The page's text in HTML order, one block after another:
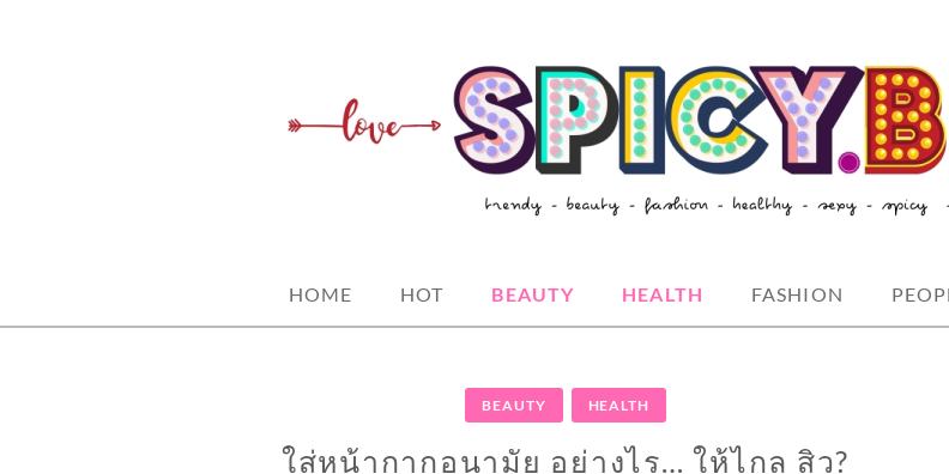
HOME HOT BEAUTY HEALTH FASHION
BEAUTY HEALTH
ใส่หน้ากากอนามัย อย่างไร… ให้ไกล สิว?